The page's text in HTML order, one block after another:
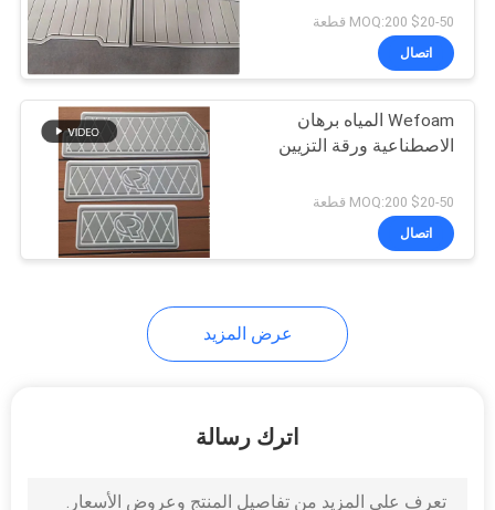
سطح خشب الساج
الاصطناعية إيفا
15
حصيرة إسفنجية EVA
$20-50 MOQ:200 قطعة
اتصال
Wefoam المياه برهان
الاصطناعية ورقة التزيين
$20-50 MOQ:200 قطعة
اتصال
عرض المزيد
اترك رسالة